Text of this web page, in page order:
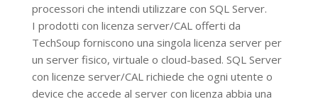
processori che intendi utilizzare con SQL Server.
I prodotti con licenza server/CAL offerti da
TechSoup forniscono una singola licenza server per
un server fisico, virtuale o cloud-based. SQL Server
con licenze server/CAL richiede che ogni utente o
device che accede al server con licenza abbia una